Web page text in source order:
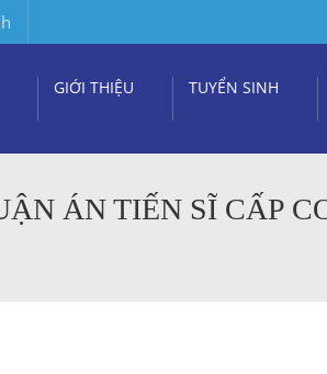
GIỚI THIỆU TUYỂN SINH
ÁN TIẾN SĨ CẤP